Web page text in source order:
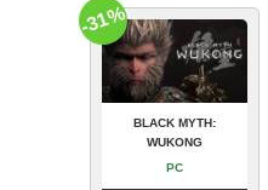
BLACK MYTH:
WUKONG
PC
-31%